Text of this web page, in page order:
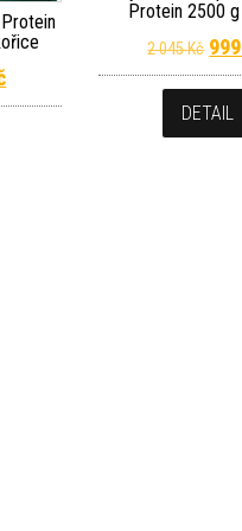
cena byla: 591 Kč.
Aktuální cena je: 548 Kč.
Protein 2500 g
2 045Kč 999
DETAIL